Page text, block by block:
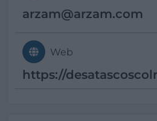
arzam@arzam.com
Web
https://